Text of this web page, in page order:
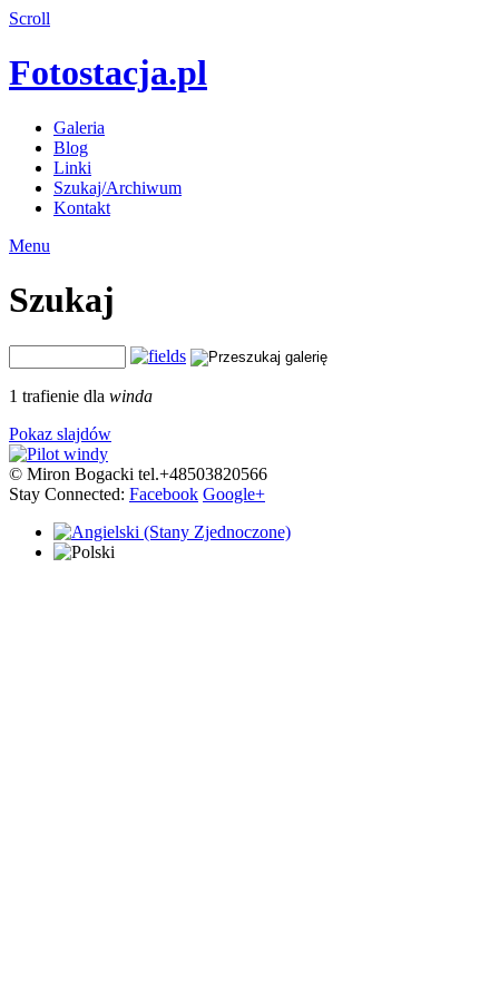
Scroll
Fotostacja.pl
Galeria
Blog
Linki
Szukaj/Archiwum
Kontakt
Menu
Szukaj
1 trafienie dla winda
Pokaz slajdów
© Miron Bogacki tel.+48503820566
Stay Connected: Facebook Google+